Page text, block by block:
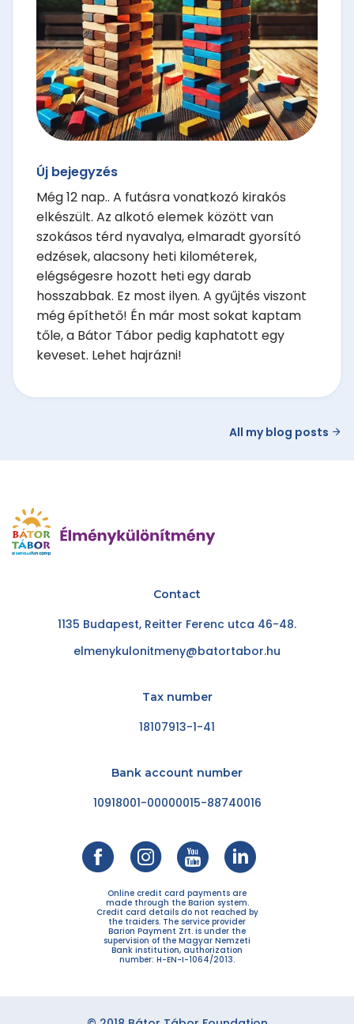
Új bejegyzés
Még 12 nap.. A futásra vonatkozó kirakós
elkészült. Az alkotó elemek között van
szokásos térd nyavalya, elmaradt gyorsító
edzések, alacsony heti kilométerek,
elégségesre hozott heti egy darab
hosszabbak. Ez most ilyen. A gyűjtés viszont
még építhető! Én már most sokat kaptam
tőle, a Bátor Tábor pedig kaphatott egy
keveset. Lehet hajrázni!
All my blog posts
Contact
1135 Budapest, Reitter Ferenc utca 46-48.
elmenykulonitmeny@batortabor.hu
Tax number
18107913-1-41
Bank account number
10918001-00000015-88740016
Online credit card payments are
made through the Barion system.
Credit card details do not reached by
the traiders. The service provider
Barion Payment Zrt. is under the
supervision of the Magyar Nemzeti
Bank institution, authorization
number: H-EN-I-1064/2013.